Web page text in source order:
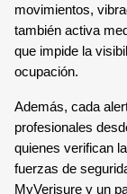
movimientos,
también activa
que impide la
ocupación.
Además, cada
profesionales
quienes verifican
fuerzas de
MyVerisure y un